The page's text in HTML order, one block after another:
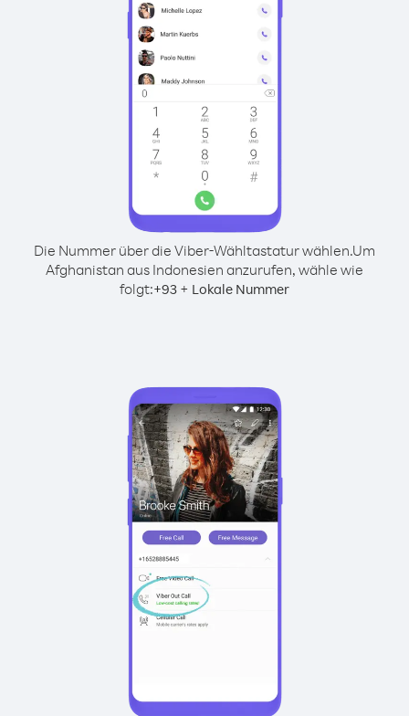
Die Nummer über die Viber-Wähltastatur wählen.Um
Afghanistan aus Indonesien anzurufen, wähle wie
folgt:+93 + Lokale Nummer